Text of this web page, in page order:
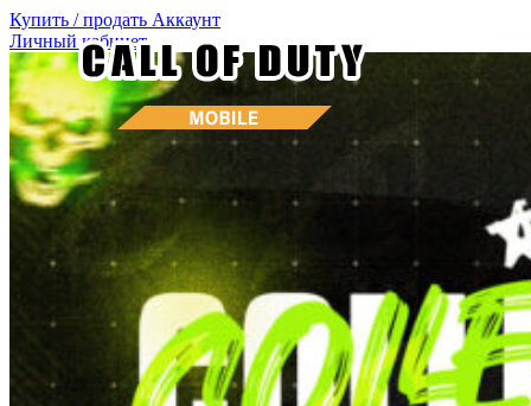
Купить / продать Аккаунт
Личный кабинет